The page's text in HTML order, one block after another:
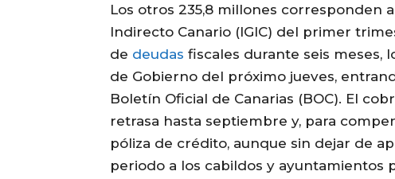
Los otros 235,8 millones corresponden
Indirecto Canario (IGIC) del primer
de deudas fiscales durante seis meses,
de Gobierno del próximo jueves,
Boletín Oficial de Canarias (BOC). El
retrasa hasta septiembre y, para
póliza de crédito, aunque sin dejar de
periodo a los cabildos y ayuntamientos